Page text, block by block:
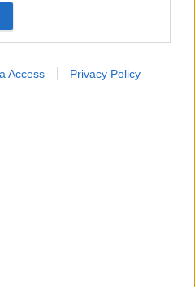
Access Privacy Policy